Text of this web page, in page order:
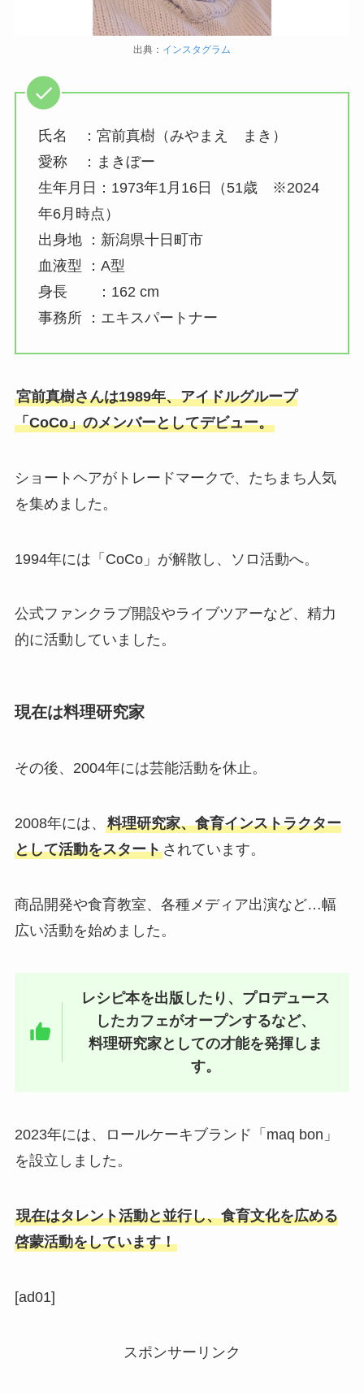
出典： インスタグラム
氏名 ：宮前真樹（みやまえ まき）
愛称 ：まきぼー
生年月日：1973年1月16日（51歳 ※2024
年6月時点）
出身地 ：新潟県十日町市
血液型 ：A型
身長 ：162 cm
事務所 ：エキスパートナー
宮前真樹さんは1989年、アイドルグループ
「CoCo」のメンバーとしてデビュー。
ショートヘアがトレードマークで、たちまち人気
を集めました。
1994年には「CoCo」が解散し、ソロ活動へ。
公式ファンクラブ開設やライブツアーなど、精力
的に活動していました。
現在は料理研究家
その後、2004年には芸能活動を休止。
2008年には、 料理研究家、食育インストラクター
として活動をスタートされています。
商品開発や食育教室、各種メディア出演など…幅
広い活動を始めました。
レシピ本を出版したり、プロデュース
したカフェがオープンするなど、
料理研究家としての才能を発揮しま
す。
2023年には、ロールケーキブランド「maq bon」
を設立しました。
現在はタレント活動と並行し、食育文化を広める
啓蒙活動をしています！
[ad01]
スポンサーリンク